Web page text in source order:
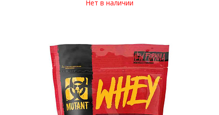
Нет в наличии